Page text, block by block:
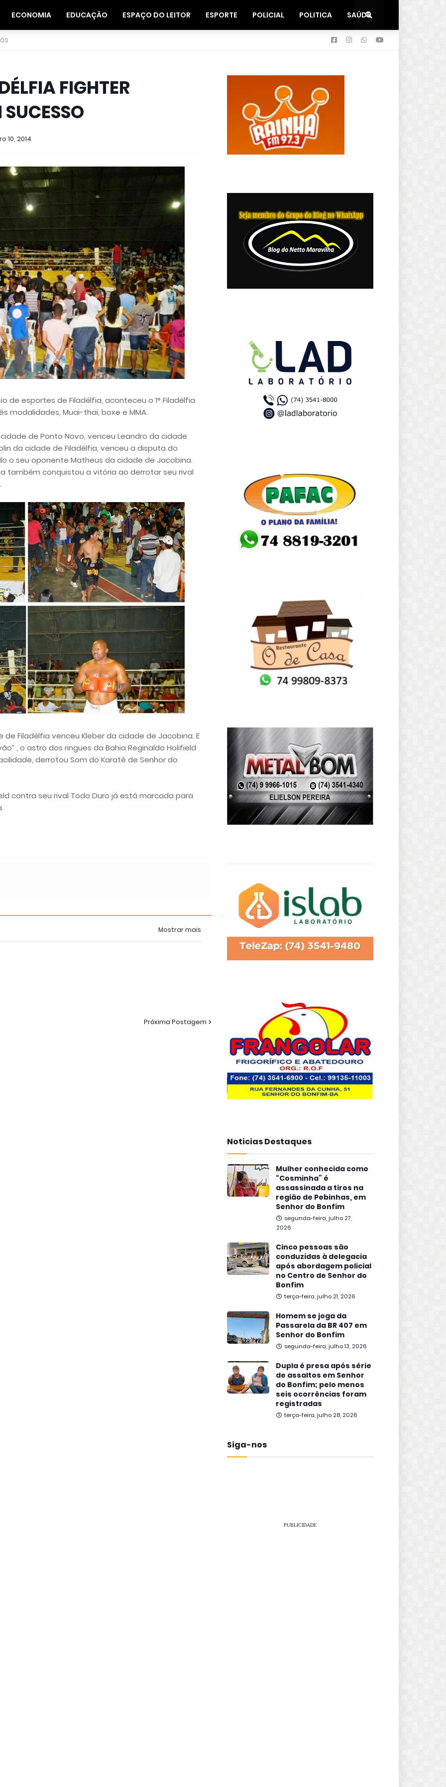
ECONOMIA EDUCAÇÃO ESPAÇO DO LEITOR ESPORTE POLICIAL POLITICA SAÚDE
FIGHTER
10, 2014
de esportes de Filadélfia, aconteceu o 1° Filadélfia
modalidades, Muai-thai, boxe e MMA.
de Ponto Novo, venceu Leandro da cidade
da cidade de Filadélfia, venceu a disputa do
o seu oponente Matheus da cidade de Jacobina.
também conquistou a vitória ao derrotar seu rival
Filadélfia venceu Kleber da cidade de Jacobina. E
, o astro dos ringues da Bahia Reginaldo Holifield
derrotou Som do Karatê de Senhor do
contra seu rival Todo Duro já está marcada para
Mostrar mais
Próxima Postagem
Noticias Destaques
Mulher conhecida como
“Cosminha” é
assassinada a tiros na
região de Pebinhas, em
Senhor do Bonfim
segunda-feira, julho 27,
2026
Cinco pessoas são
conduzidas à delegacia
após abordagem policial
no Centro de Senhor do
Bonfim
terça-feira, julho 21, 2026
Homem se joga da
Passarela da BR 407 em
Senhor do Bonfim
segunda-feira, julho 13, 2026
Dupla é presa após série
de assaltos em Senhor
do Bonfim; pelo menos
seis ocorrências foram
registradas
terça-feira, julho 28, 2026
Siga-nos
PUBLICIDADE